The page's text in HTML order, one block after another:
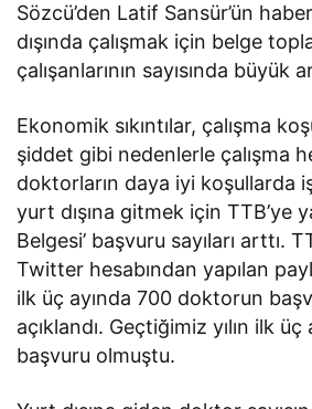
Sözcü’den Latif Sansür’ün
dışında çalışmak için belge
çalışanlarının sayısında büyük
Ekonomik sıkıntılar, çalışma
şiddet gibi nedenlerle çalışma
doktorların daya iyi koşullarda
yurt dışına gitmek için TTB’ye
Belgesi’ başvuru sayıları arttı.
Twitter hesabından yapılan
ilk üç ayında 700 doktorun
açıklandı. Geçtiğimiz yılın ilk üç
başvuru olmuştu.